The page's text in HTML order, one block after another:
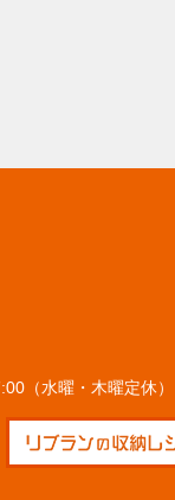
（水曜・木曜定休）